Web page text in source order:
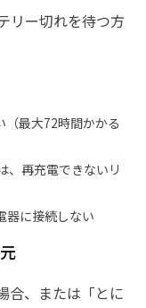
リー切れを待つ方
（最大72時間かかる
、再充電できないリ
器に接続しない
合、または「とに